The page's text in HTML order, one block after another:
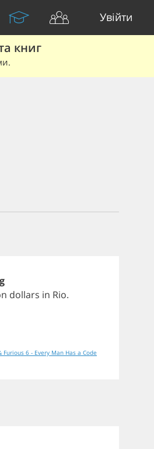
Увійти
книг
dollars in Rio.
Furious 6 - Every Man Has a Code